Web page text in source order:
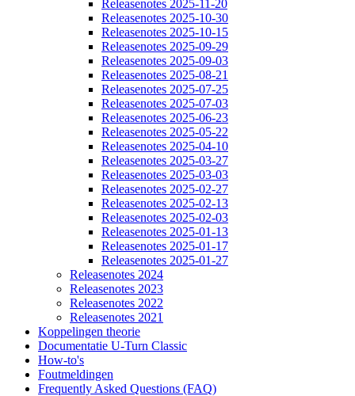
Releasenotes 2025-11-20
Releasenotes 2025-10-30
Releasenotes 2025-10-15
Releasenotes 2025-09-29
Releasenotes 2025-09-03
Releasenotes 2025-08-21
Releasenotes 2025-07-25
Releasenotes 2025-07-03
Releasenotes 2025-06-23
Releasenotes 2025-05-22
Releasenotes 2025-04-10
Releasenotes 2025-03-27
Releasenotes 2025-03-03
Releasenotes 2025-02-27
Releasenotes 2025-02-13
Releasenotes 2025-02-03
Releasenotes 2025-01-13
Releasenotes 2025-01-17
Releasenotes 2025-01-27
Releasenotes 2024
Releasenotes 2023
Releasenotes 2022
Releasenotes 2021
Koppelingen theorie
Documentatie U-Turn Classic
How-to's
Foutmeldingen
Frequently Asked Questions (FAQ)